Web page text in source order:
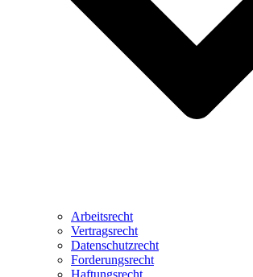
Arbeitsrecht
Vertragsrecht
Datenschutzrecht
Forderungsrecht
Haftungsrecht